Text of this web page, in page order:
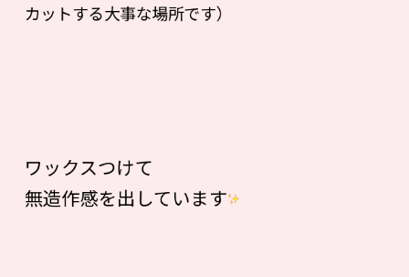
カットする大事な場所です）
ワックスつけて
無造作感を出しています